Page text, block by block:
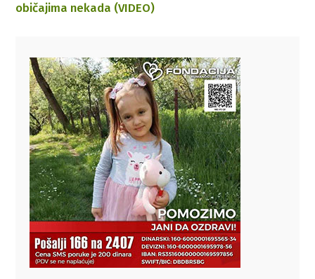
običajima nekada (VIDEO)